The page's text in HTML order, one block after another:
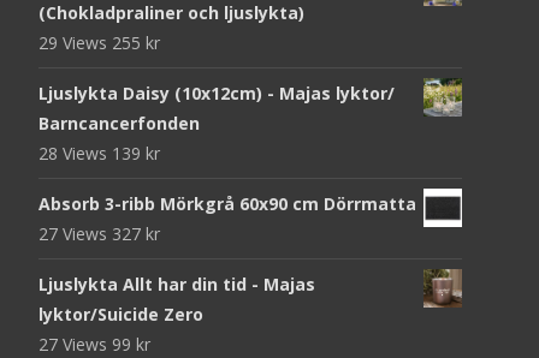
(Chokladpraliner och ljuslykta)
29 Views 255 kr
Ljuslykta Daisy (10x12cm) - Majas lyktor/
Barncancerfonden
28 Views 139 kr
Absorb 3-ribb Mörkgrå 60x90 cm Dörrmatta
27 Views 327 kr
Ljuslykta Allt har din tid - Majas
lyktor/Suicide Zero
27 Views 99 kr